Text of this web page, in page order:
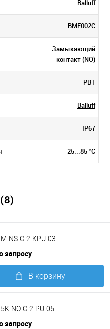
Balluff
BMF002C
Замыкающий
контакт (NO)
PBT
Balluff
IP67
-25...85 °C
NS-C-2-KPU-03
запросу
В корзину
NO-C-2-PU-05
запросу